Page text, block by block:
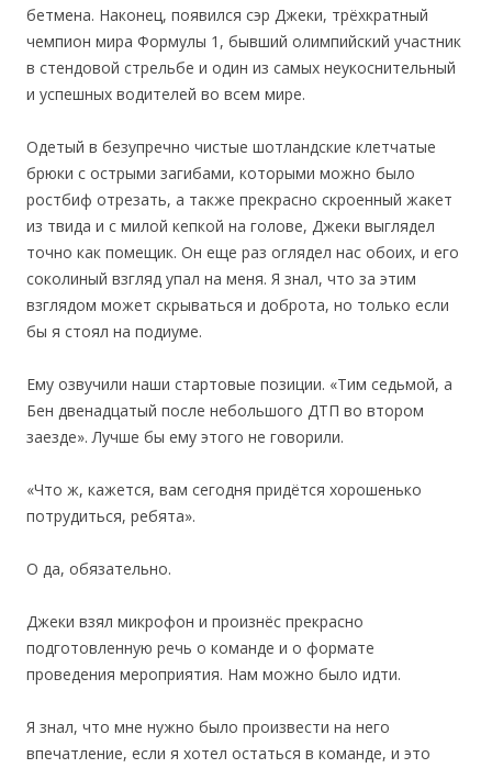
бетмена. Наконец, появился сэр Джеки, трёхкратный
чемпион мира Формулы 1, бывший олимпийский участник
в стендовой стрельбе и один из самых неукоснительный
и успешных водителей во всем мире.
Одетый в безупречно чистые шотландские клетчатые
брюки с острыми загибами, которыми можно было
ростбиф отрезать, а также прекрасно скроенный жакет
из твида и с милой кепкой на голове, Джеки выглядел
точно как помещик. Он еще раз оглядел нас обоих, и его
соколиный взгляд упал на меня. Я знал, что за этим
взглядом может скрываться и доброта, но только если
бы я стоял на подиуме.
Ему озвучили наши стартовые позиции. «Тим седьмой, а
Бен двенадцатый после небольшого ДТП во втором
заезде». Лучше бы ему этого не говорили.
«Что ж, кажется, вам сегодня придётся хорошенько
потрудиться, ребята».
О да, обязательно.
Джеки взял микрофон и произнёс прекрасно
подготовленную речь о команде и о формате
проведения мероприятия. Нам можно было идти.
Я знал, что мне нужно было произвести на него
впечатление, если я хотел остаться в команде, и это